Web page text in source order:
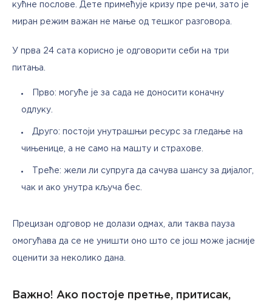
кућне послове. Дете примећује кризу пре речи, зато је
миран режим важан не мање од тешког разговора.
У прва 24 сата корисно је одговорити себи на три
питања.
Прво: могуће је за сада не доносити коначну
одлуку.
Друго: постоји унутрашњи ресурс за гледање на
чињенице, а не само на машту и страхове.
Треће: жели ли супруга да сачува шансу за дијалог,
чак и ако унутра кључа бес.
Прецизан одговор не долази одмах, али таква пауза
омогућава да се не уништи оно што се још може јасније
оценити за неколико дана.
Важно! Ако постоје претње, притисак,